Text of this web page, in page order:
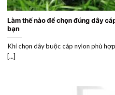
Làm thế nào để chọn đúng dây
bạn
Khi chọn dây buộc cáp nylon phù
[...]